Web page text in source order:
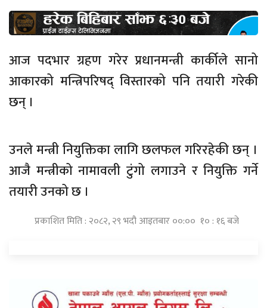
आज पदभार ग्रहण गरेर प्रधानमन्त्री कार्कीले सानो
आकारको मन्त्रिपरिषद् विस्तारको पनि तयारी गरेकी
छन् ।
उनले मन्त्री नियुक्तिका लागि छलफल गरिरहेकी छन् ।
आजै मन्त्रीको नामावली टुंगो लगाउने र नियुक्ति गर्ने
तयारी उनको छ ।
प्रकाशित मिति : २०८२, २९ भदौ आइतबार ००:०० १० : १६ बजे